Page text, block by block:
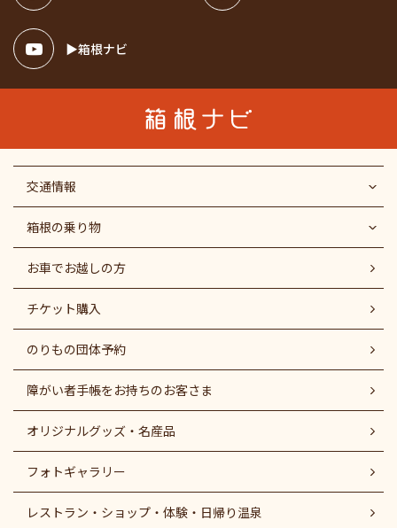
箱根ナビ
交通情報
箱根の乗り物
お車でお越しの方
チケット購入
のりもの団体予約
障がい者⼿帳をお持ちのお客さま
オリジナルグッズ・名産品
フォトギャラリー
レストラン・ショップ・体験・日帰り温泉